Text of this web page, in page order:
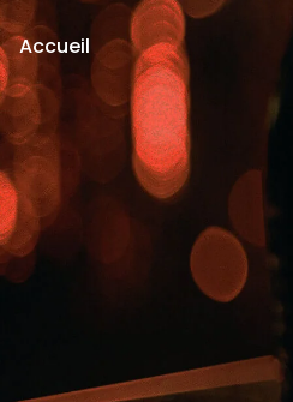
Accueil